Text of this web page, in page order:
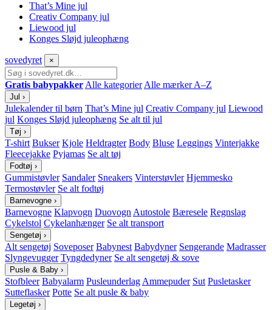
That’s Mine jul
Creativ Company jul
Liewood jul
Konges Sløjd juleophæng
sovedyret ×
Gratis babypakker Alle kategorier Alle mærker A–Z
Jul ›
Julekalender til børn That’s Mine jul Creativ Company jul Liewood
jul Konges Sløjd juleophæng Se alt til jul
Tøj ›
T-shirt Bukser Kjole Heldragter Body Bluse Leggings Vinterjakke
Fleecejakke Pyjamas Se alt tøj
Fodtøj ›
Gummistøvler Sandaler Sneakers Vinterstøvler Hjemmesko
Termostøvler Se alt fodtøj
Barnevogne ›
Barnevogne Klapvogn Duovogn Autostole Bæresele Regnslag
Cykelstol Cykelanhænger Se alt transport
Sengetøj ›
Alt sengetøj Soveposer Babynest Babydyner Sengerande Madrasser
Slyngevugger Tyngdedyner Se alt sengetøj & sove
Pusle & Baby ›
Stofbleer Babyalarm Pusleunderlag Ammepuder Sut Pusletasker
Sutteflasker Potte Se alt pusle & baby
Legetøj ›